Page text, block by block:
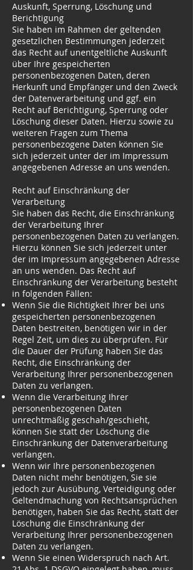
Auskunft, Sperrung, Löschung und
Berichtigung
Sie haben im Rahmen der geltenden
gesetzlichen Bestimmungen jederzeit
das Recht auf unentgeltliche Auskunft
über Ihre gespeicherten
personenbezogenen Daten, deren
Herkunft und Empfänger und den Zweck
der Datenverarbeitung und ggf. ein
Recht auf Berichtigung, Sperrung oder
Löschung dieser Daten. Hierzu sowie zu
weiteren Fragen zum Thema
personenbezogene Daten können Sie
sich jederzeit unter der im Impressum
angegebenen Adresse an uns wenden.
Recht auf Einschränkung der
Verarbeitung
Sie haben das Recht, die Einschränkung
der Verarbeitung Ihrer
personenbezogenen Daten zu verlangen.
Hierzu können Sie sich jederzeit unter
der im Impressum angegebenen Adresse
an uns wenden. Das Recht auf
Einschränkung der Verarbeitung besteht
in folgenden Fällen:
Wenn Sie die Richtigkeit Ihrer bei uns
gespeicherten personenbezogenen
Daten bestreiten, benötigen wir in der
Regel Zeit, um dies zu überprüfen. Für
die Dauer der Prüfung haben Sie das
Recht, die Einschränkung der
Verarbeitung Ihrer personenbezogenen
Daten zu verlangen.
Wenn die Verarbeitung Ihrer
personenbezogenen Daten
unrechtmäßig geschah/geschieht,
können Sie statt der Löschung die
Einschränkung der Datenverarbeitung
verlangen.
Wenn wir Ihre personenbezogenen
Daten nicht mehr benötigen, Sie sie
jedoch zur Ausübung, Verteidigung oder
Geltendmachung von Rechtsansprüchen
benötigen, haben Sie das Recht, statt der
Löschung die Einschränkung der
Verarbeitung Ihrer personenbezogenen
Daten zu verlangen.
Wenn Sie einen Widerspruch nach Art.